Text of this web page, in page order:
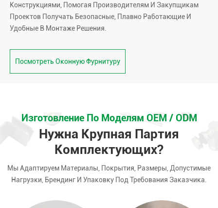
Конструкциями, Помогая Производителям И Закупщикам
Проектов Получать Безопасные, Плавно Работающие И
Удобные В Монтаже Решения.
Посмотреть Оконную Фурнитуру
Изготовление По Моделям OEM / ODM
Нужна Крупная Партия
Комплектующих?
Мы Адаптируем Материалы, Покрытия, Размеры, Допустимые
Нагрузки, Брендинг И Упаковку Под Требования Заказчика.